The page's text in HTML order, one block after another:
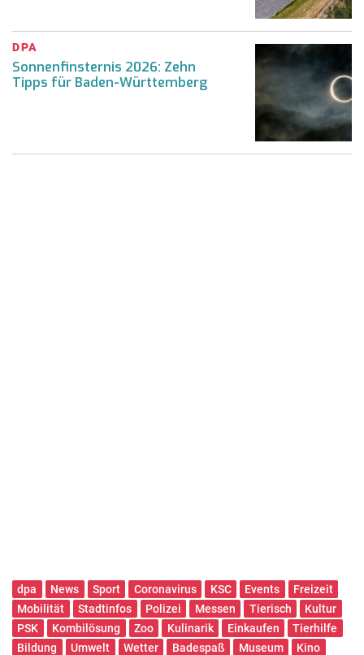
DPA
Sonnenfinsternis 2026: Zehn
Tipps für Baden-Württemberg
dpa News Sport Coronavirus KSC Events
Freizeit
Mobilität
Stadtinfos Polizei Messen Tierisch
Kultur
PSK
Kombilösung Zoo Kulinarik Einkaufen
Tierhilfe
Bildung
Umwelt Wetter Badespaß Museum
Kino